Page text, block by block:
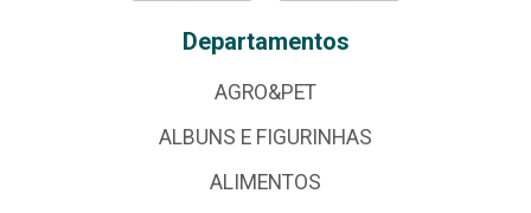
Departamentos
AGRO&PET
ALBUNS E FIGURINHAS
ALIMENTOS